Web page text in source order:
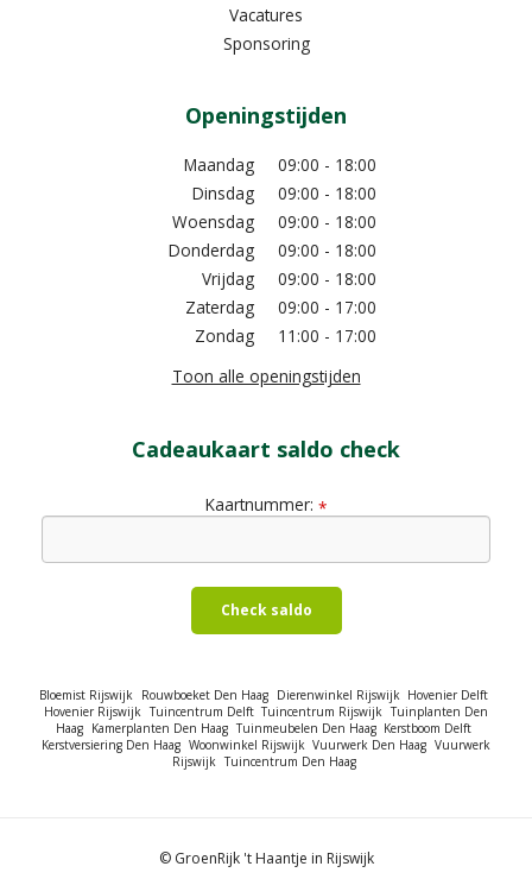
Vacatures
Sponsoring
Openingstijden
Maandag
09:00 - 18:00
Dinsdag
09:00 - 18:00
Woensdag
09:00 - 18:00
Donderdag
09:00 - 18:00
Vrijdag
09:00 - 18:00
Zaterdag
09:00 - 17:00
Zondag
11:00 - 17:00
Toon alle openingstijden
Cadeaukaart saldo check
Kaartnummer: *
Check saldo
Bloemist Rijswijk Rouwboeket Den Haag Dierenwinkel Rijswijk Hovenier Delft
Hovenier Rijswijk Tuincentrum Delft Tuincentrum Rijswijk Tuinplanten Den
Haag Kamerplanten Den Haag Tuinmeubelen Den Haag Kerstboom Delft
Kerstversiering Den Haag Woonwinkel Rijswijk Vuurwerk Den Haag Vuurwerk
Rijswijk Tuincentrum Den Haag
© GroenRijk 't Haantje in Rijswijk